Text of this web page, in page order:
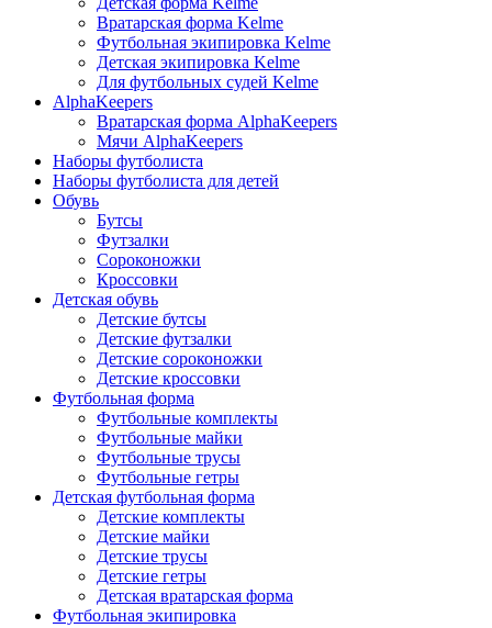
Вратарская форма Kelme
Футбольная экипировка Kelme
Детская экипировка Kelme
Для футбольных судей Kelme
AlphaKeepers
Вратарская форма AlphaKeepers
Мячи AlphaKeepers
Наборы футболиста
Наборы футболиста для детей
Обувь
Бутсы
Футзалки
Сороконожки
Кроссовки
Детская обувь
Детские бутсы
Детские футзалки
Детские сороконожки
Детские кроссовки
Футбольная форма
Футбольные комплекты
Футбольные майки
Футбольные трусы
Футбольные гетры
Детская футбольная форма
Детские комплекты
Детские майки
Детские трусы
Детские гетры
Детская вратарская форма
Футбольная экипировка